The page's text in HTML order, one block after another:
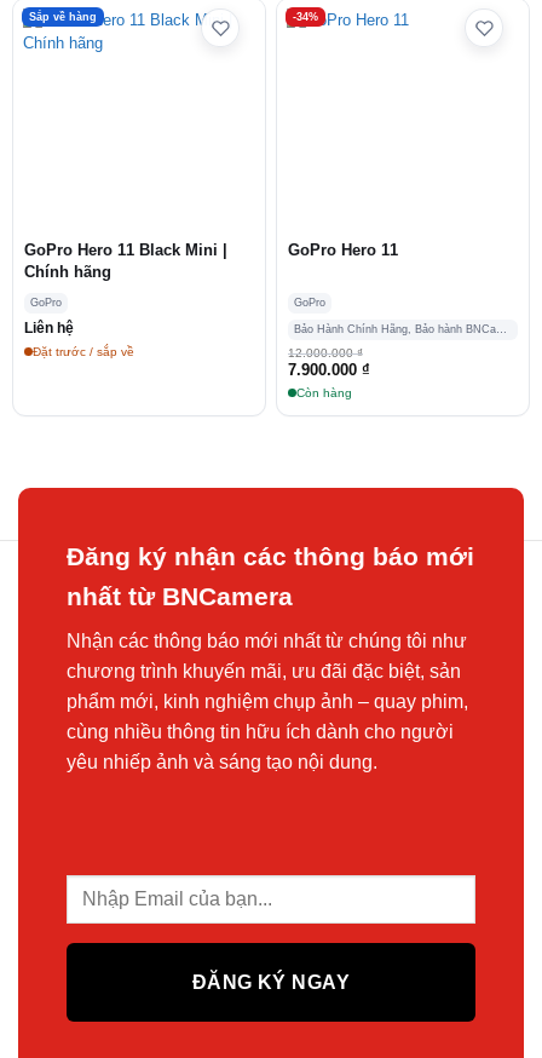
Sắp về hàng
GoPro Hero 11 Black Mini |
Chính hãng
GoPro
Liên hệ
Đặt trước / sắp về
-34%
GoPro Hero 11
GoPro
Bảo Hành Chính Hãng, Bảo hành BNCamera
12.000.000₫
Giá
gốc
12.000.000 ₫.
7.900.000 ₫
là:
Còn hàng
Đăng ký nhận các thông báo mới
nhất từ BNCamera
Nhận các thông báo mới nhất từ chúng tôi như
chương trình khuyến mãi, ưu đãi đặc biệt, sản
phẩm mới, kinh nghiệm chụp ảnh – quay phim,
cùng nhiều thông tin hữu ích dành cho người
yêu nhiếp ảnh và sáng tạo nội dung.